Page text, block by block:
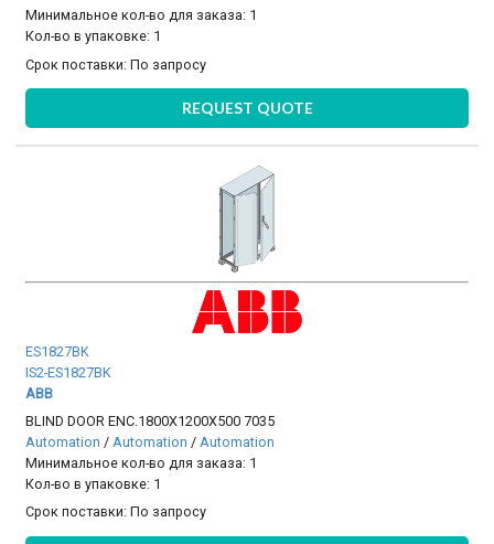
Минимальное кол-во для заказа: 1
Кол-во в упаковке: 1
Срок поставки:По запросу
REQUEST QUOTE
ES1827BK
IS2-ES1827BK
ABB
BLIND DOOR ENC.1800X1200X500 7035
Automation / Automation / Automation
Минимальное кол-во для заказа: 1
Кол-во в упаковке: 1
Срок поставки:По запросу